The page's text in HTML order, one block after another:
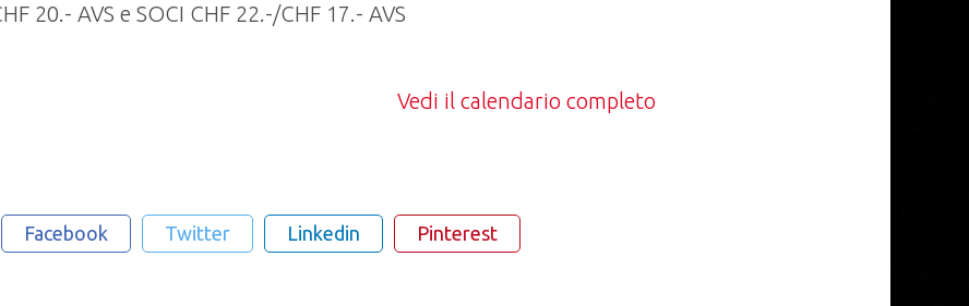
20.- AVS e SOCI CHF 22.-/CHF 17.- AVS
Vedi il calendario completo
Facebook Twitter Linkedin Pinterest